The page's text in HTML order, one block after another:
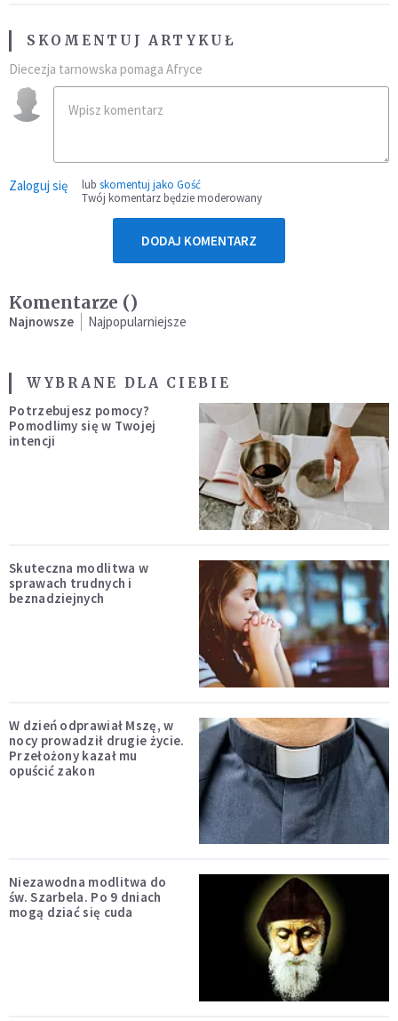
SKOMENTUJ ARTYKUŁ
Diecezja tarnowska pomaga Afryce
Zaloguj się lub skomentuj jako Gość
Twój komentarz będzie moderowany
DODAJ KOMENTARZ
Komentarze ()
Najnowsze Najpopularniejsze
WYBRANE DLA CIEBIE
Potrzebujesz pomocy?
Pomodlimy się w Twojej
intencji
Skuteczna modlitwa w
sprawach trudnych i
beznadziejnych
W dzień odprawiał Mszę, w
nocy prowadził drugie życie.
Przełożony kazał mu
opuścić zakon
Niezawodna modlitwa do
św. Szarbela. Po 9 dniach
mogą dziać się cuda